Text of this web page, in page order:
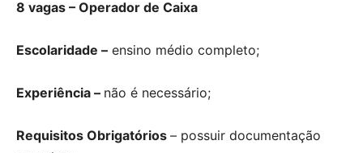
8 vagas – Operador de Caixa
Escolaridade – ensino médio completo;
Experiência – não é necessário;
Requisitos Obrigatórios – possuir documentação